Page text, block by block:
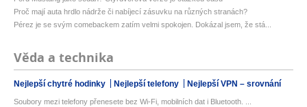
Proč mají auta hrdlo nádrže či nabíjecí zásuvku na různých stranách?
Pérez je se svým comebackem zatím velmi spokojen. Dokázal jsem, že stá...
Věda a technika
Nejlepší chytré hodinky Nejlepší telefony Nejlepší VPN – srovnání
Soubory mezi telefony přenesete bez Wi-Fi, mobilních dat i Bluetooth. ...